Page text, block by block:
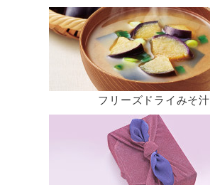
フリーズドライみそ汁